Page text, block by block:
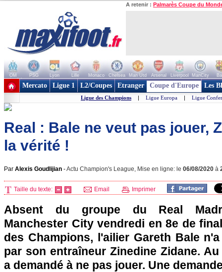
A retenir : Palmarès Coupe du
OM PSG Lyon Lille Monaco Chelsea Man Utd Arsenal Liverpool ManCity
+ de clubs
Mercato Ligue 1 L2/Coupes Etranger Coupe d'Europe Les
Ligue des Champions | Ligue Europa | Ligue
Real : Bale ne veut pas jouer,
la vérité !
Par Alexis Goudlijian -Actu Champion's League, Mise en ligne: le 06/08/2020 à
Taille du texte: Email Imprimer
Absent du groupe du Real
Manchester City vendredi en 8e de
des Champions, l'ailier Gareth Bale
par son entraîneur Zinedine Zidane.
a demandé à ne pas jouer. Une